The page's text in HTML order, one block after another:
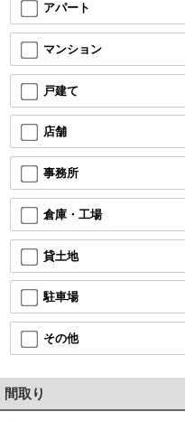
アパート
マンション
戸建て
店舗
事務所
倉庫・工場
貸土地
駐車場
その他
間取り